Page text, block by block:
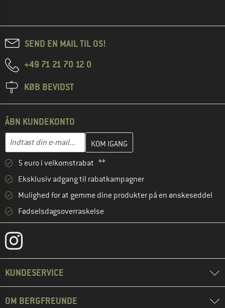
SEND EN MAIL TIL OS!
+49 71 21 70 12 0
KØB BEVIDST
ÅBN KUNDEKONTO
E-mail-adresse
Indtast din e-mailadresse her, og opret i næste trin din
5 euro i velkomstrabat **
Eksklusiv adgang til rabatkampagner
Mulighed for at gemme dine produkter på en ønskeseddel
Fødselsdagsoverraskelse
KUNDESERVICE
OM BERGFREUNDE